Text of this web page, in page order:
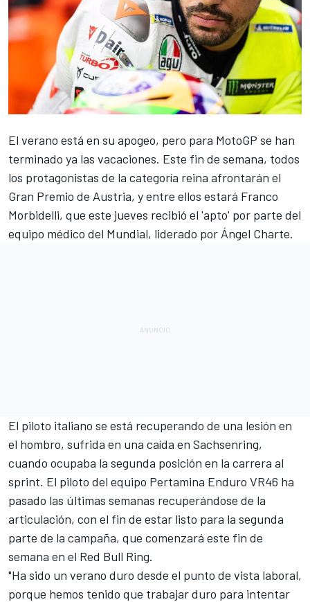
El verano está en su apogeo, pero para MotoGP se han
terminado ya las vacaciones. Este fin de semana, todos
los protagonistas de la categoría reina afrontarán el
Gran Premio de Austria, y entre ellos estará Franco
Morbidelli, que este jueves recibió el 'apto' por parte del
equipo médico del Mundial, liderado por Ángel Charte.
El piloto italiano se está recuperando de una lesión en
el hombro, sufrida en una caída en Sachsenring,
cuando ocupaba la segunda posición en la carrera al
sprint. El piloto del equipo Pertamina Enduro VR46 ha
pasado las últimas semanas recuperándose de la
articulación, con el fin de estar listo para la segunda
parte de la campaña, que comenzará este fin de
semana en el Red Bull Ring.
"Ha sido un verano duro desde el punto de vista laboral,
porque hemos tenido que trabajar duro para intentar